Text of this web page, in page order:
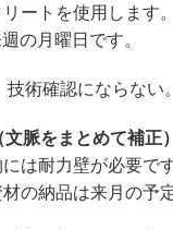
ートを使用します。
の月曜日です。
術確認にならない。
脈をまとめて補正）
は耐力壁が必要で
の納品は来月の予